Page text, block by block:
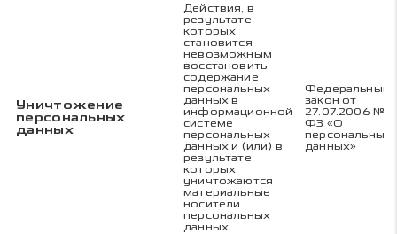
Уничтожение
персональных
данных
Действия, в
результате
которых
становится
невозможным
восстановить
содержание
персональных
данных в
информационной
системе
персональных
данных и (или) в
результате
которых
уничтожаются
материальные
носители
персональных
данных
Федеральный
закон от
27.07.2006 №
ФЗ «О
персональных
данных»